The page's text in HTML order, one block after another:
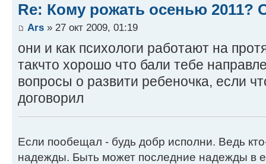
Re: Кому рожать осенью 2011?
Ars » 27 окт 2009, 01:19
они и как психологи работают на
такчто хорошо что бали тебе
вопросы о развити ребеночка, если
договорил
Если пообещал - будь добр исполни. Ведь
надежды. Быть может последние надежды в